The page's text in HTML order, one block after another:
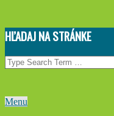
Skip
to
content
HĽADAJ NA STRÁNKE
Search
Primary
Menu